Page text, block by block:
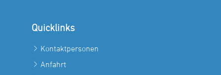
Quicklinks
Kontaktpersonen
Anfahrt